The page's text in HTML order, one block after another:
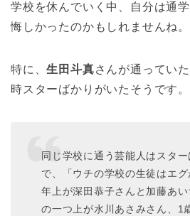
学校を休んでいく中、自分は通
悔しかったのかもしれませんね。
特に、生田斗真さんが通っていた
時スターばかりがいたそうです。
同じ学校に通う芸能人はスタ
で、「ウチの学校の生徒はエ
年上が深田恭子さんと加藤あ
の一つ上が水川あさみさん、1